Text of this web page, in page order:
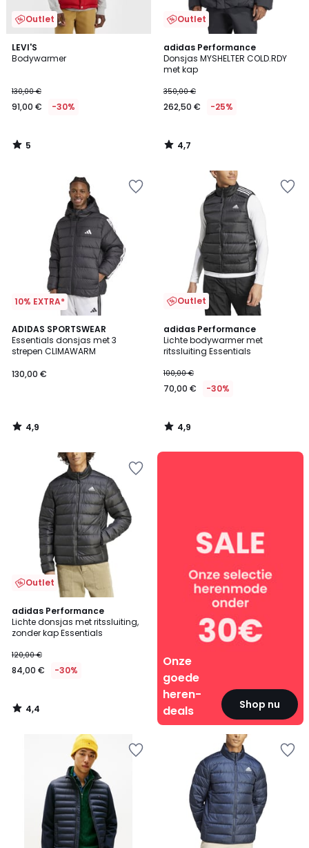
Outlet
LEVI'S
Bodywarmer
130,00 €
91,00 € -30%
5
/
5
/
Outlet
adidas Performance
Donsjas MYSHELTER COLD.RDY
met kap
350,00 €
262,50 € -25%
4,7
/ 5
4,7
/
10% EXTRA*
ADIDAS SPORTSWEAR
Essentials donsjas met 3
strepen CLIMAWARM
130,00 €
4,9
/ 5
4,9
/
Outlet
adidas Performance
Lichte bodywarmer met
ritssluiting Essentials
100,00 €
70,00 € -30%
4,9
/ 5
4,9
/
Outlet
adidas Performance
Lichte donsjas met ritssluiting,
zonder kap Essentials
120,00 €
84,00 € -30%
4,4
/ 5
4,4
/
Onze
goede
heren-
deals
Shop nu
Onze